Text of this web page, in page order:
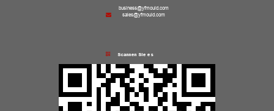
business@yfmould.com
sales@yfmould.com
Scannen Sie es